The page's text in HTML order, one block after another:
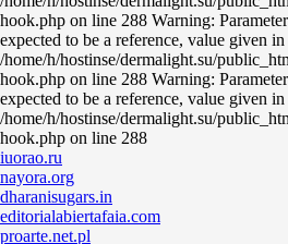
hook.php on line 288 Warning:
expected to be a reference, value given in
/home/h/hostinse/dermalight.su/
hook.php on line 288 Warning:
expected to be a reference, value given in
/home/h/hostinse/dermalight.su/
hook.php on line 288
iuorao.ru
nayora.org
dharanisugars.in
editorialabiertafaia.com
proarte.net.pl